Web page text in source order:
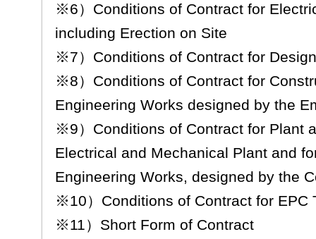
※6）Conditions of Contract for
including Erection on Site
※7）Conditions of Contract for
※8）Conditions of Contract for
Engineering Works designed by the
※9）Conditions of Contract for Plant
Electrical and Mechanical Plant and
Engineering Works, designed by the
※10）Conditions of Contract for EPC
※11）Short Form of Contract